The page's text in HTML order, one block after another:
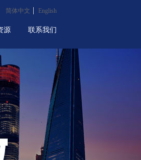
源 联系我们
简体中文 English